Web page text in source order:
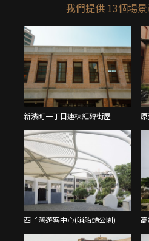
我們提供 13個場
新濱町一丁目連棟紅磚街屋
西子灣遊客中心(哨船頭公園)